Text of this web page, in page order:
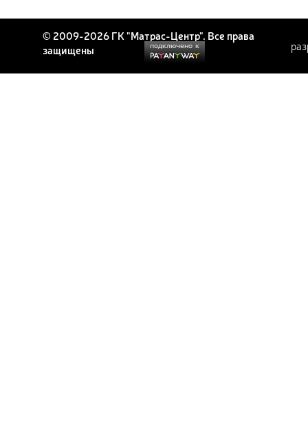
© 2009-2026 ГК "Матрас-Центр". Все права
защищены